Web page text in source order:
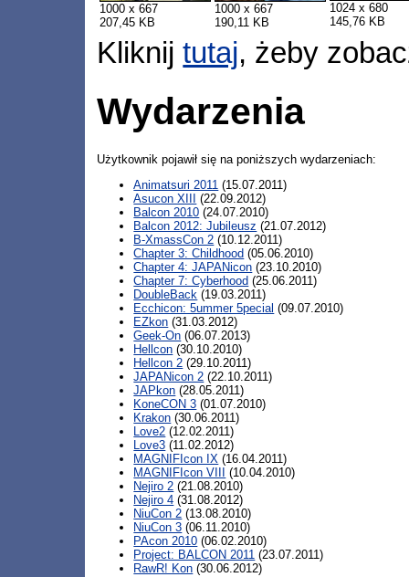
1000 x 667
207,45 KB
1000 x 667
190,11 KB
1024 x 680
145,76 KB
Kliknijtutaj, żeby
Wydarzenia
Użytkownik pojawił się na poniższych wydarzeniach:
Animatsuri 2011 (15.07.2011)
Asucon XIII
(22.09.2012)
Balcon 2010 (24.07.2010)
Balcon 2012: Jubileusz (21.07.2012)
B-XmassCon 2 (10.12.2011)
Chapter 3: Childhood (05.06.2010)
Chapter 4: JAPANicon (23.10.2010)
Chapter 7: Cyberhood (25.06.2011)
DoubleBack (19.03.2011)
Ecchicon: 5ummer 5pecial (09.07.2010)
EZkon (31.03.2012)
Geek-On (06.07.2013)
Hellcon (30.10.2010)
Hellcon 2 (29.10.2011)
JAPANicon 2 (22.10.2011)
JAPkon (28.05.2011)
KoneCON 3 (01.07.2010)
Krakon (30.06.2011)
Love2 (12.02.2011)
Love3 (11.02.2012)
MAGNIFIcon IX (16.04.2011)
MAGNIFIcon VIII
(10.04.2010)
Nejiro 2 (21.08.2010)
Nejiro 4 (31.08.2012)
NiuCon 2 (13.08.2010)
NiuCon 3 (06.11.2010)
PAcon 2010 (06.02.2010)
Project: BALCON 2011 (23.07.2011)
RawR! Kon (30.06.2012)